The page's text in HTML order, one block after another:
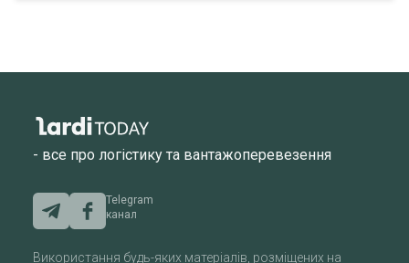
- все про логістику та вантажоперевезення
Telegram
канал
Використання будь-яких матеріалів, розміщених на